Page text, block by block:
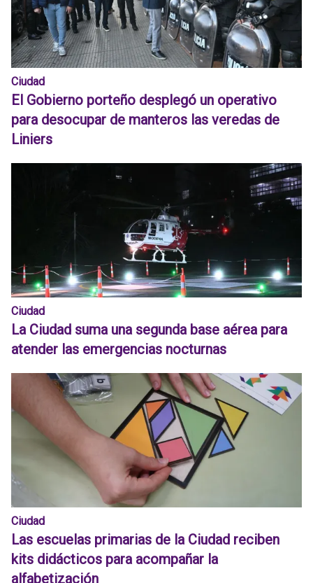
Ciudad
El Gobierno porteño desplegó un operativo
para desocupar de manteros las veredas de
Liniers
Ciudad
La Ciudad suma una segunda base aérea para
atender las emergencias nocturnas
Ciudad
Las escuelas primarias de la Ciudad reciben
kits didácticos para acompañar la
alfabetización